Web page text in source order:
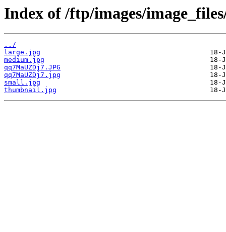
Index of /ftp/images/
../
large.jpg
medium.jpg
qq7MaUZDj7.JPG
qq7MaUZDj7.jpg
small.jpg
thumbnail.jpg